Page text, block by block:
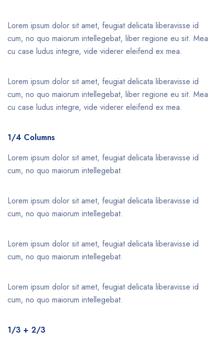
Lorem ipsum dolor sit amet, feugiat delicata liberavisse id
cum, no quo maiorum intellegebat, liber regione eu sit. Mea
cu case ludus integre, vide viderer eleifend ex mea.
Lorem ipsum dolor sit amet, feugiat delicata liberavisse id
cum, no quo maiorum intellegebat, liber regione eu sit. Mea
cu case ludus integre, vide viderer eleifend ex mea.
1/4 Columns
Lorem ipsum dolor sit amet, feugiat delicata liberavisse id
cum, no quo maiorum intellegebat.
Lorem ipsum dolor sit amet, feugiat delicata liberavisse id
cum, no quo maiorum intellegebat.
Lorem ipsum dolor sit amet, feugiat delicata liberavisse id
cum, no quo maiorum intellegebat.
Lorem ipsum dolor sit amet, feugiat delicata liberavisse id
cum, no quo maiorum intellegebat.
1/3 + 2/3